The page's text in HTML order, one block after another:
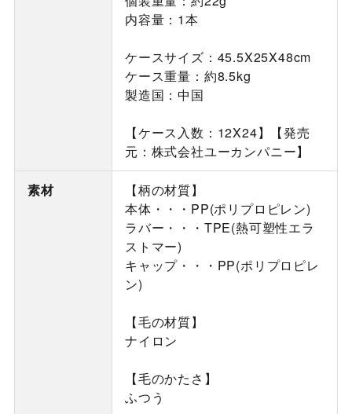
内容量：1本
ケースサイズ：45.5X25X48cm
ケース重量：約8.5kg
製造国：中国
【ケース入数：12X24】【発売
元：株式会社ユーカンパニー】
素材
【柄の材質】
本体・・・PP(ポリプロピレン)
ラバー・・・TPE(熱可塑性エラ
ストマー)
キャップ・・・PP(ポリプロピレ
ン)
【毛の材質】
ナイロン
【毛のかたさ】
ふつう